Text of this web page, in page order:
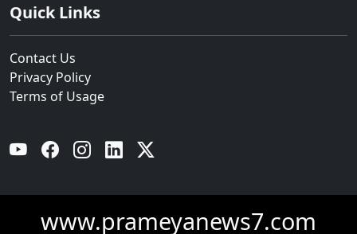
Quick Links
Contact Us
Privacy Policy
Terms of Usage
YouTube Facebook Instagram Linkedin
www.prameyanews7.com